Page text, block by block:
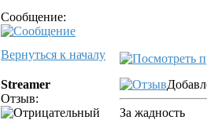
Сообщение:
Вернуться к началу
Streamer
Отзыв:
За жадность